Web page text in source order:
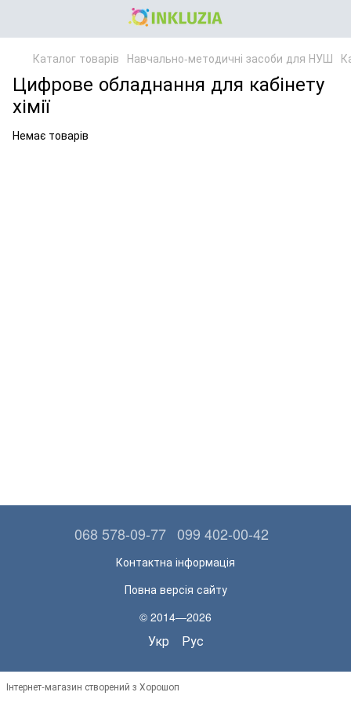
Каталог товарів Навчально-методичні засоби для НУШ
Цифрове обладнання для кабінету
хімії
Немає товарів
068 578-09-77 099 402-00-42
Контактна інформація
Повна версія сайту
© 2014—2026
Укр Рус
Інтернет-магазин створений з Хорошоп